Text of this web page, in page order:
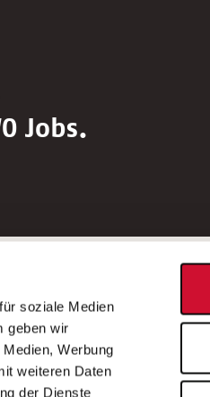
soziale Medien
geben wir
Werbung
weiteren Daten
der Dienste
Jobs.
Bei Fragen
wenden